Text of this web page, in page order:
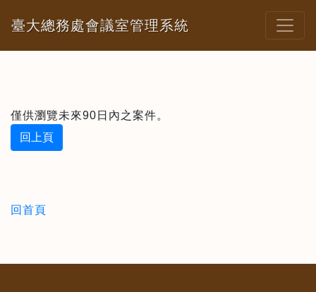
臺大總務處會議室管理系統
僅供瀏覽未來90日內之案件。
回上頁
回首頁